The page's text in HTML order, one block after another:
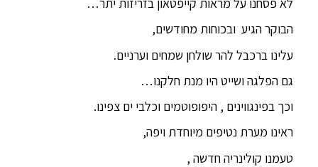
הבוקר הגיע ובכוחות מחודשים,
עלינו ברכבל להר שולחן שמחים וערניים.
גם הפלגה ושייט היו מנת חלקנו…
וכך בפינגווינים , היפופוטמים וכלבי ים צפינו.
ראינו מערת נטיפים מיוחדת ויפה,
טעמנו קולינריה חדשה ,